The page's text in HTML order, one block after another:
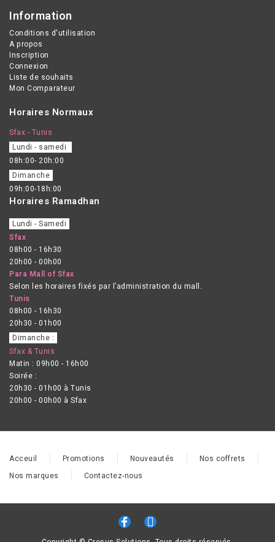
Information
Conditions d'utilisation
A propos
Inscription
Connexion
Liste de souhaits
Mon Comparateur
Horaires Normaux
Sfax - Tunis
Lundi - samedi
08h:00- 20h:00
Dimanche
09h:00-18h:00
Horaires Ramadhan
Lundi - Samedi
Sfax
08h00 - 16h30
20h00 - 00h00
Para Mall of Sfax
Selon les horaires fixés par l’administration du mall.
Tunis
08h00 - 16h30
20h30 - 01h00
Dimanche :
Sfax & Tunis
Matin : 09h00 - 16h00
Soirée :
20h30 - 01h00 à Tunis
20h00 - 00h00 à Sfax
Acceuil Promotions Nouveautés
Nos coffrets
Nos marques
Contactez-nous